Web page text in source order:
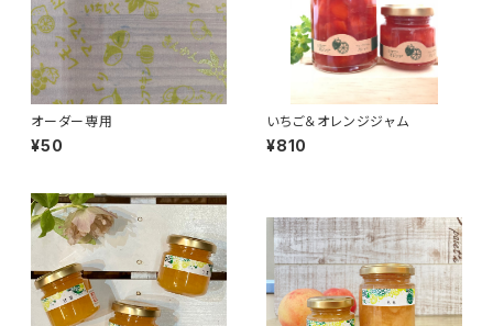
オーダー専用
¥50
いちご＆オレンジジャム
¥810